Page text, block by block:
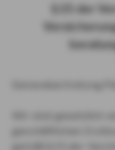
§ 15 der